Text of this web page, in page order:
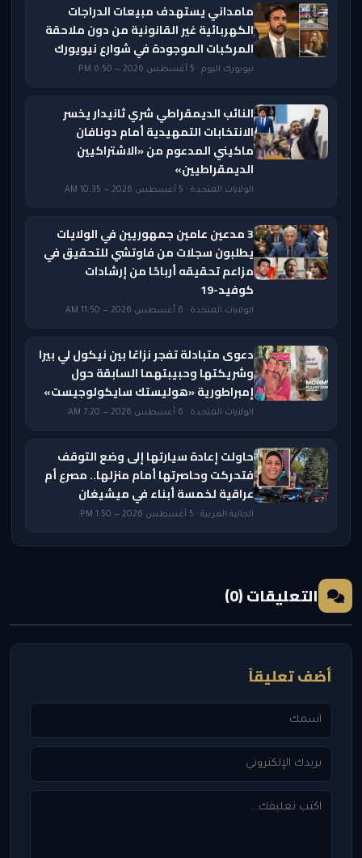
مامداني يستهدف مبيعات الدراجات
الكهربائية غير القانونية من دون ملاحقة
المركبات الموجودة في شوارع نيويورك
نيويورك اليوم · 5 أغسطس 2026 — 6:50 PM
النائب الديمقراطي شري ثانيدار يخسر
الانتخابات التمهيدية أمام دونافان
ماكيني المدعوم من «الاشتراكيين
الديمقراطيين»
الولايات المتحدة · 5 أغسطس 2026 — 10:35 AM
3 مدعين عامين جمهوريين في الولايات
يطلبون سجلات من فاوتشي للتحقيق في
مزاعم تحقيقه أرباحًا من إرشادات
كوفيد-19
الولايات المتحدة · 6 أغسطس 2026 — 11:50 AM
دعوى متبادلة تفجر نزاعًا بين نيكول لي بيرا
وشريكتها وحبيبتهما السابقة حول
إمبراطورية «هوليستك سايكولوجيست»
الولايات المتحدة · 6 أغسطس 2026 — 7:20 AM
حاولت إعادة سيارتها إلى وضع التوقف
فتحركت وحاصرتها أمام منزلها.. مصرع أم
عراقية لخمسة أبناء في ميشيغان
الجالية العربية · 5 أغسطس 2026 — 1:50 PM
التعليقات (0)
أضف تعليقاً